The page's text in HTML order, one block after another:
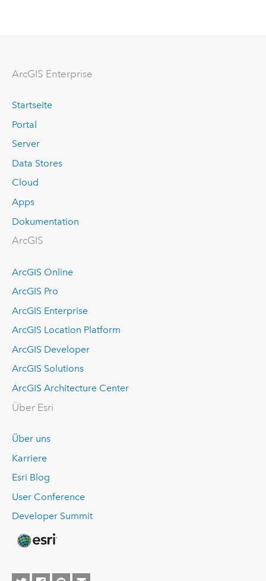
ArcGIS Enterprise
Startseite
Portal
Server
Data Stores
Cloud
Apps
Dokumentation
ArcGIS
ArcGIS Online
ArcGIS Pro
ArcGIS Enterprise
ArcGIS Location Platform
ArcGIS Developer
ArcGIS Solutions
ArcGIS Architecture Center
Über Esri
Über uns
Karriere
Esri Blog
User Conference
Developer Summit